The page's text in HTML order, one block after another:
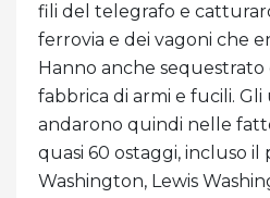
fili del telegrafo e
ferrovia e dei vagoni che
Hanno anche sequestrato
fabbrica di armi e fucili.
andarono quindi nelle
quasi 60 ostaggi, incluso
Washington, Lewis